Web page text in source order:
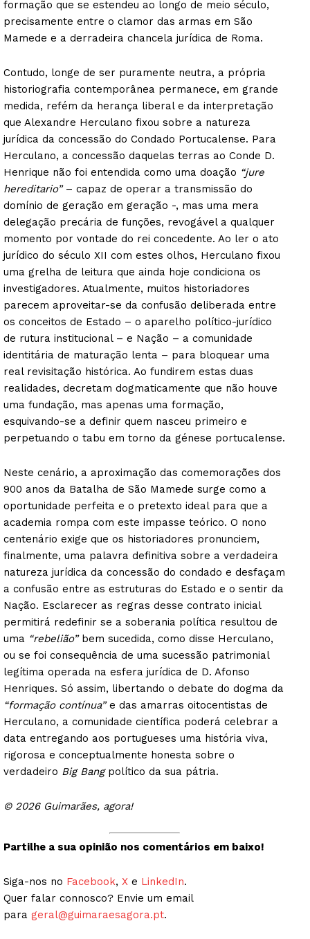
formação que se estendeu ao longo de meio século,
precisamente entre o clamor das armas em São
Mamede e a derradeira chancela jurídica de Roma.
Contudo, longe de ser puramente neutra, a própria
historiografia contemporânea permanece, em grande
medida, refém da herança liberal e da interpretação
que Alexandre Herculano fixou sobre a natureza
jurídica da concessão do Condado Portucalense. Para
Herculano, a concessão daquelas terras ao Conde D.
Henrique não foi entendida como uma doação “jure
hereditario”– capaz de operar a transmissão do
domínio de geração em geração -, mas uma mera
delegação precária de funções, revogável a qualquer
momento por vontade do rei concedente. Ao ler o ato
jurídico do século XII com estes olhos, Herculano fixou
uma grelha de leitura que ainda hoje condiciona os
investigadores. Atualmente, muitos historiadores
parecem aproveitar-se da confusão deliberada entre
os conceitos de Estado – o aparelho político-jurídico
de rutura institucional – e Nação – a comunidade
identitária de maturação lenta – para bloquear uma
real revisitação histórica. Ao fundirem estas duas
realidades, decretam dogmaticamente que não houve
uma fundação, mas apenas uma formação,
esquivando-se a definir quem nasceu primeiro e
perpetuando o tabu em torno da génese portucalense.
Neste cenário, a aproximação das comemorações dos
900 anos da Batalha de São Mamede surge como a
oportunidade perfeita e o pretexto ideal para que a
academia rompa com este impasse teórico. O nono
centenário exige que os historiadores pronunciem,
finalmente, uma palavra definitiva sobre a verdadeira
natureza jurídica da concessão do condado e desfaçam
a confusão entre as estruturas do Estado e o sentir da
Nação. Esclarecer as regras desse contrato inicial
permitirá redefinir se a soberania política resultou de
uma “rebelião”bem sucedida, como disse Herculano,
ou se foi consequência de uma sucessão patrimonial
legítima operada na esfera jurídica de D. Afonso
Henriques. Só assim, libertando o debate do dogma da
“formação contínua”e das amarras oitocentistas de
Herculano, a comunidade científica poderá celebrar a
data entregando aos portugueses uma história viva,
rigorosa e conceptualmente honesta sobre o
verdadeiro Big Bang político da sua pátria.
© 2026 Guimarães, agora!
Partilhe a sua opinião nos comentários em baixo!
Siga-nos no Facebook, X e LinkedIn.
Quer falar connosco? Envie um email
para geral@guimaraesagora.pt.